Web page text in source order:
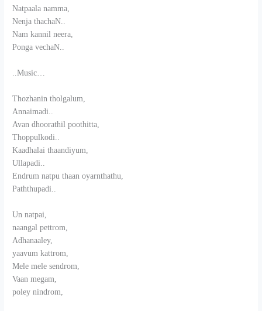
Natpaala namma,
Nenja thachaN..
Nam kannil neera,
Ponga vechaN..
..Music…
Thozhanin tholgalum,
Annaimadi..
Avan dhoorathil poothitta,
Thoppulkodi..
Kaadhalai thaandiyum,
Ullapadi..
Endrum natpu thaan oyarnthathu,
Paththupadi..
Un natpai,
naangal pettrom,
Adhanaaley,
yaavum kattrom,
Mele mele sendrom,
Vaan megam,
poley nindrom,